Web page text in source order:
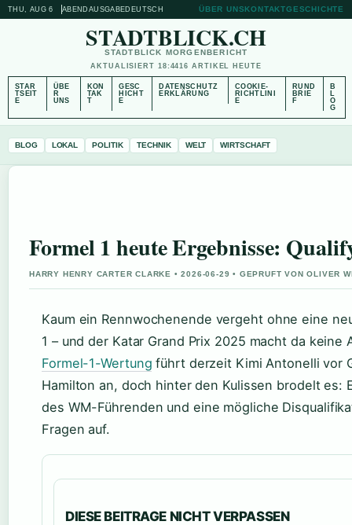
THU, AUG 6 ABENDAUSGABEDEUTSCH ÜBER UNSKONTAKTGESCHICHTE
STADTBLICK.CH
STADTBLICK MORGENBERICHT
AKTUALISIERT 18:4416 ARTIKEL HEUTE
STAR
TSEIT
E
ÜBE
R
UNS
KON
TAK
T
GESC
HICHT
E
DATENSCHUTZ
ERKLÄRUNG
COOKIE-
RICHTLINI
E
RUND
BRIE
F
B
L
O
G
BLOG LOKAL POLITIK TECHNIK WELT WIRTSCHAFT
Formel 1 heute Ergebnisse:
HARRY HENRY CARTER CLARKE • 2026-06-29 • GEPRUFT VON OLIVER
Kaum ein Rennwochenende vergeht ohne eine
1 – und der Katar Grand Prix 2025 macht da keine
Formel-1-Wertung führt derzeit Kimi Antonelli vor
Hamilton an, doch hinter den Kulissen brodelt es:
des WM-Führenden und eine mögliche
Fragen auf.
DIESE BEITRAGE NICHT VERPASSEN